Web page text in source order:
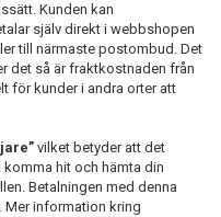
Kunden kan
själv direkt i webbshopen
till närmaste postombud. Det
det så är fraktkostnaden från
för kunder i andra orter att
vilket betyder att det
hit och hämta din
Betalningen med denna
Mer information kring